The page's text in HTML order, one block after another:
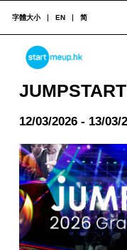
STARTMEUPHK
STARTMEUPHK FESTIVAL IS THE LEADING STARTUP AND INNOVATION CONFERENCE EVENT IN HONG KONG
字體大小 EN 简
12/03/2026 - 13/03/